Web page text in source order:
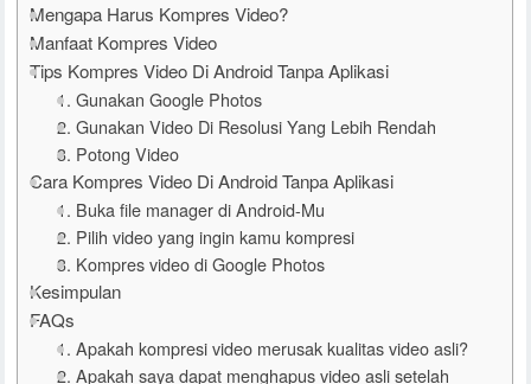
Mengapa Harus Kompres Video?
Manfaat Kompres Video
Tips Kompres Video Di Android Tanpa Aplikasi
1. Gunakan Google Photos
2. Gunakan Video Di Resolusi Yang Lebih Rendah
3. Potong Video
Cara Kompres Video Di Android Tanpa Aplikasi
1. Buka file manager di Android-Mu
2. Pilih video yang ingin kamu kompresi
3. Kompres video di Google Photos
Kesimpulan
FAQs
1. Apakah kompresi video merusak kualitas video asli?
2. Apakah saya dapat menghapus video asli setelah